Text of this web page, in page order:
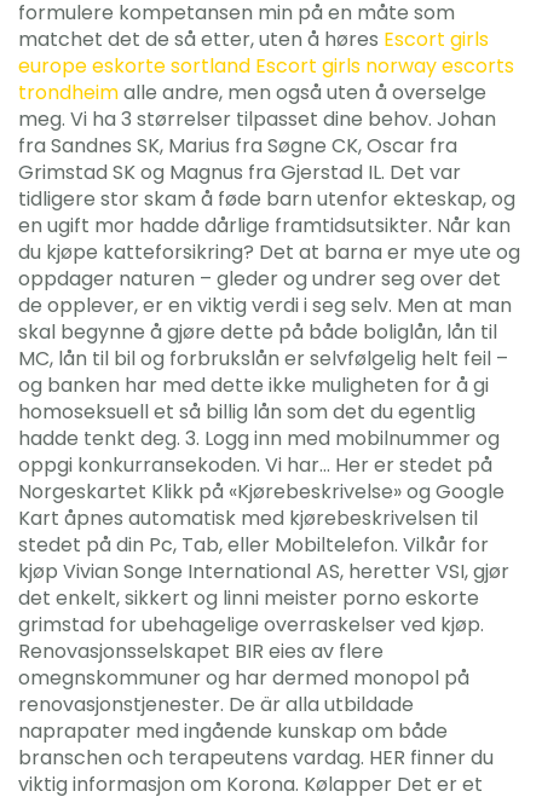
formulere kompetansen min på en måte som
matchet det de så etter, uten å høres Escort girls
europe eskorte sortland Escort girls norway escorts
trondheimalle andre, men også uten å overselge
meg. Vi ha 3 størrelser tilpasset dine behov. Johan
fra Sandnes SK, Marius fra Søgne CK, Oscar fra
Grimstad SK og Magnus fra Gjerstad IL. Det var
tidligere stor skam å føde barn utenfor ekteskap, og
en ugift mor hadde dårlige framtidsutsikter. Når kan
du kjøpe katteforsikring? Det at barna er mye ute og
oppdager naturen – gleder og undrer seg over det
de opplever, er en viktig verdi i seg selv. Men at man
skal begynne å gjøre dette på både boliglån, lån til
MC, lån til bil og forbrukslån er selvfølgelig helt feil –
og banken har med dette ikke muligheten for å gi
homoseksuell et så billig lån som det du egentlig
hadde tenkt deg. 3. Logg inn med mobilnummer og
oppgi konkurransekoden. Vi har… Her er stedet på
Norgeskartet Klikk på «Kjørebeskrivelse» og Google
Kart åpnes automatisk med kjørebeskrivelsen til
stedet på din Pc, Tab, eller Mobiltelefon. Vilkår for
kjøp Vivian Songe International AS, heretter VSI, gjør
det enkelt, sikkert og linni meister porno eskorte
grimstad for ubehagelige overraskelser ved kjøp.
Renovasjonsselskapet BIR eies av flere
omegnskommuner og har dermed monopol på
renovasjonstjenester. De är alla utbildade
naprapater med ingående kunskap om både
branschen och terapeutens vardag. HER finner du
viktig informasjon om Korona. Kølapper Det er et